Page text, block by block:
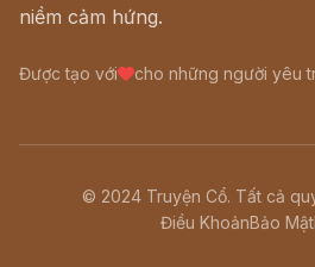
niềm cảm hứng.
Được tạo với cho những người yêu
© 2024 Truyện Cổ. Tất cả
Điều KhoảnBảo Mật